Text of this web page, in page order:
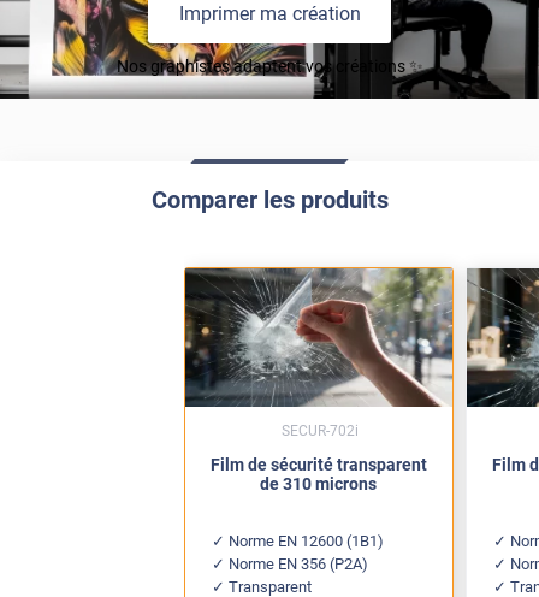
Imprimer ma création
Nos graphistes adaptent vos créations ✨
Comparer les produits
Film de sécurité transparent
de 310 microns
Norme EN 12600 (1B1)
Norme EN 356 (P2A)
Transparent
SECUR-702i
Film